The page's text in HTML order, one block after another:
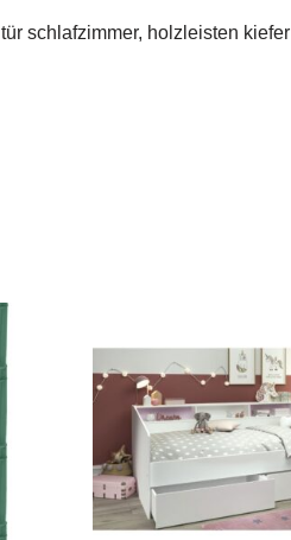
schlafzimmer, holzleisten kiefer